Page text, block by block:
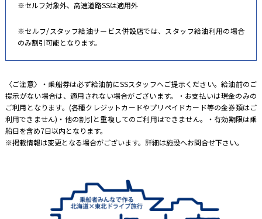
※セルフ対象外、高速道路SSは適用外
※セルフ/スタッフ給油サービス併設店では、スタッフ給油利用の場合
のみ割引可能となります。
〈ご注意〉・乗船券は必ず給油前にSSスタッフへご提示ください。給油前のご
提示がない場合は、適用されない場合がございます。・お支払いは現金のみの
ご利用となります。(各種クレジットカードやプリペイドカード等の金券類はご
利用できません)・他の割引と重複してのご利用はできません。・有効期限は乗
船日を含め7日以内となります。
※掲載情報は変更となる場合がございます。詳細は施設へお問合せ下さい。